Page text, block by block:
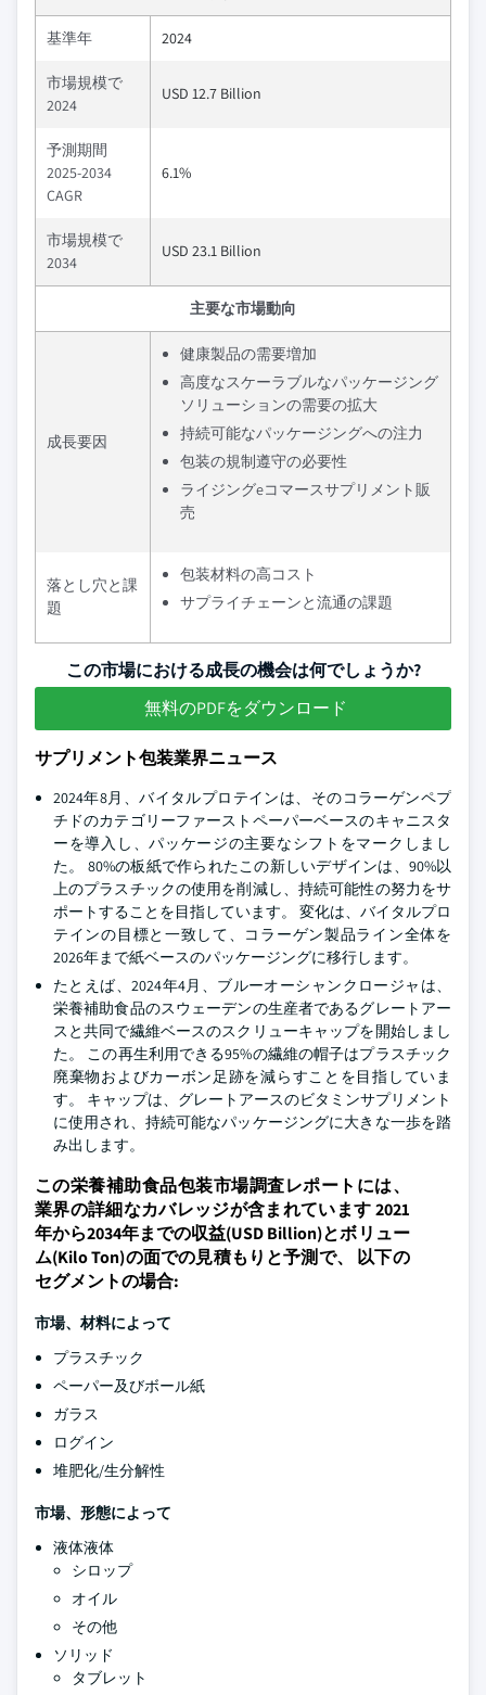
基準年 2024
市場規模で
2024
USD 12.7 Billion
予測期間
2025-2034
CAGR
6.1%
市場規模で
2034
USD 23.1 Billion
主要な市場動向
成長要因
健康製品の需要増加
高度なスケーラブルなパッケージング
ソリューションの需要の拡大
持続可能なパッケージングへの注力
包装の規制遵守の必要性
ライジングeコマースサプリメント販
売
落とし穴と課
題
包装材料の高コスト
サプライチェーンと流通の課題
この市場における成長の機会は何でしょうか?
無料のPDFをダウンロード
サプリメント包装業界ニュース
2024年8月、バイタルプロテインは、そのコラーゲンペプ
チドのカテゴリーファーストペーパーベースのキャニスタ
ーを導入し、パッケージの主要なシフトをマークしまし
た。 80%の板紙で作られたこの新しいデザインは、90%以
上のプラスチックの使用を削減し、持続可能性の努力をサ
ポートすることを目指しています。 変化は、バイタルプロ
テインの目標と一致して、コラーゲン製品ライン全体を
2026年まで紙ベースのパッケージングに移行します。
たとえば、2024年4月、ブルーオーシャンクロージャは、
栄養補助食品のスウェーデンの生産者であるグレートアー
スと共同で繊維ベースのスクリューキャップを開始しまし
た。 この再生利用できる95%の繊維の帽子はプラスチック
廃棄物およびカーボン足跡を減らすことを目指していま
す。 キャップは、グレートアースのビタミンサプリメント
に使用され、持続可能なパッケージングに大きな一歩を踏
み出します。
この栄養補助食品包装市場調査レポートには、
業界の詳細なカバレッジが含まれています 2021
年から2034年までの収益(USD Billion)とボリュー
ム(Kilo Ton)の面での見積もりと予測で、 以下の
セグメントの場合:
市場、材料によって
プラスチック
ペーパー及びボール紙
ガラス
ログイン
堆肥化/生分解性
市場、形態によって
液体液体
シロップ
オイル
その他
ソリッド
タブレット